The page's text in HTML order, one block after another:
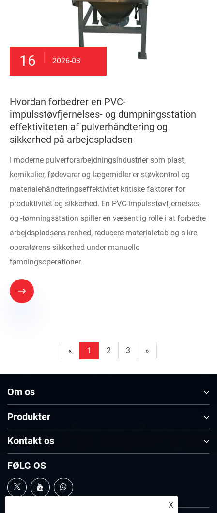
16 2026-03
Hvordan forbedrer en PVC-
impulsstøvfjernelses- og dumpningsstation
effektiviteten af ​​pulverhåndtering og
sikkerhed på arbejdspladsen
I moderne pulverforarbejdningsindustrier som plast,
kemikalier, fødevarer og lægemidler er støvkontrol og
materialehåndteringseffektivitet kritiske faktorer for
produktivitet og sikkerhed. En PVC-impulsstøvfjernelses-
og -tømningsstation spiller en væsentlig rolle i at forbedre
arbejdspladsens renhed, reducere materialetab og sikre
operatørens sikkerhed under manuelle
tømningsoperationer.

« 1 2 3 »
Om os
Produkter
Kontakt os
FØLG OS
X